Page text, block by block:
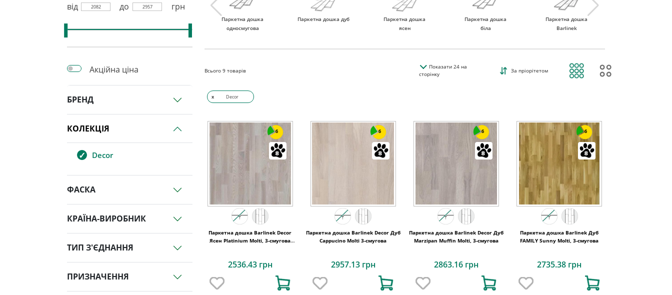
від 2082 до 2957 грн
Акційна ціна
БРЕНД
КОЛЕКЦІЯ
Decor
ФАСКА
КРАЇНА-ВИРОБНИК
ТИП З'ЄДНАННЯ
ПРИЗНАЧЕННЯ
Україна
дошку
Паркетна дошка
односмугова
Паркетна дошка дуб
Паркетна дошка
ясен
Паркетна дошка
біла
Паркетна дошка
Barlinek
Всього9 товарів
Показати24на
сторінку
За пріорітетом
x Decor
6
Паркетна дошка Barlinek Decor
Ясен Platinium Molti, 3-смугова
2536.43 грн
6
Паркетна дошка Barlinek Decor Дуб
Cappucino Molti 3-смугова
2957.13 грн
6
Паркетна дошка Barlinek Decor Дуб
Marzipan Muffin Molti, 3-смугова
2863.16 грн
6
Паркетна дошка Barlinek Дуб
FAMILY Sunny Molti, 3-смугова
2735.38 грн